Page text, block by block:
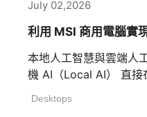
July 02,2026
利用 MSI 商用電腦實
本地人工智慧與雲端人
機 AI（Local AI） 直接
Desktops